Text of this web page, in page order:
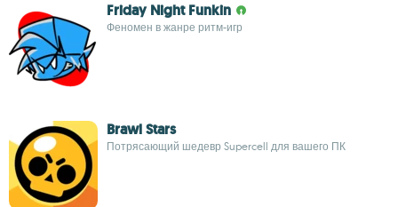
Friday Night Funkin
Феномен в жанре ритм-игр
Brawl Stars
Потрясающий шедевр Supercell для вашего ПК